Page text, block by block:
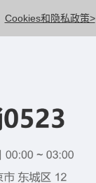
Cookies和隐私政策>